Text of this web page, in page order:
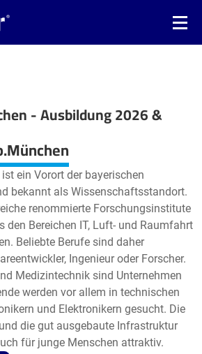
- Ausbildung 2026 &
ein Vorort der bayerischen
bekannt als Wissenschaftsstandort.
renommierte Forschungsinstitute
den Bereichen IT, Luft- und Raumfahrt
Beliebte Berufe sind daher
Ingenieur oder Forscher.
Medizintechnik sind Unternehmen
werden vor allem in technischen
und Elektronikern gesucht. Die
die gut ausgebaute Infrastruktur
für junge Menschen attraktiv.